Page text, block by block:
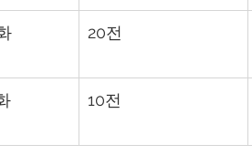
20전
10전